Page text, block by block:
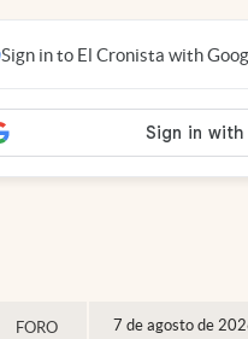
FORO 7 de agosto de
Sign in to El Cronista with